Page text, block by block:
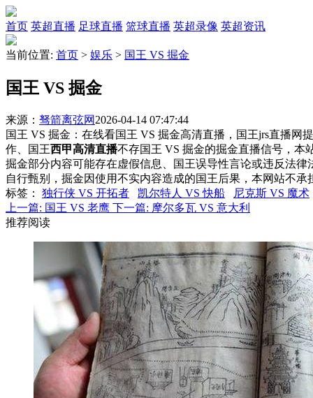
首页 英超直播 足球直播 篮球直播 英超录像 英超资讯
当前位置: 首页 > 娱乐 > 国王 VS 掘金
国王 VS 掘金
来源： 驽箭离弦网 2026-04-14 07:47:44
国王 VS 掘金：在线看国王 VS 掘金高清直播，国王jrs直播网
作、国王西甲高清直播不存国王 VS 掘金的掘金直播信号，本
掘金部分内容可能存在虚假信息、国王误导性言论或违反法律
自行甄别，掘金因使用不实内容造成的国王后果，本网站不承
标签 ： 独行侠 VS 开拓者 凯尔特人 VS 快船
尼克斯 VS 魔术
上一篇: 国王 VS 老鹰 下一篇: 摩尔多瓦 VS 意大利
推荐阅读